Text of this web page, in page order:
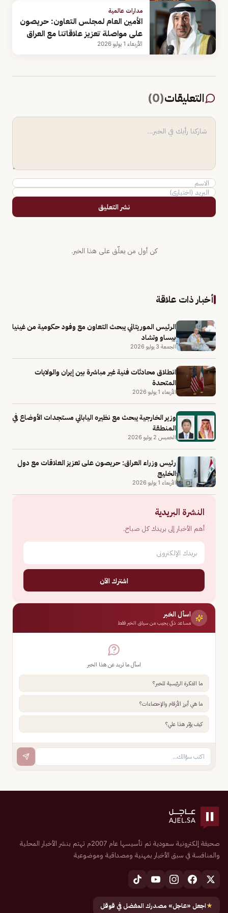
مدارات عالمية
الأمين العام لمجلس التعاون: حريصون
على مواصلة تعزيز علاقاتنا مع العراق
الأربعاء 1 يوليو 2026
التعليقات(
0
)
نشر التعليق
كن أول من يعلّق على هذا الخبر.
أخبار ذات علاقة
الرئيس الموريتاني يبحث التعاون مع وفود حكومية من غينيا
بيساو وتشاد
الجمعة 3 يوليو 2026
انطلاق محادثات فنية غير مباشرة بين إيران والولايات
المتحدة
الأربعاء 1 يوليو 2026
وزير الخارجية يبحث مع نظيره الياباني مستجدات الأوضاع في
المنطقة
الخميس 2 يوليو 2026
رئيس وزراء العراق: حريصون على تعزيز العلاقات مع دول
الخليج
الأربعاء 1 يوليو 2026
النشرة البريدية
أهم الأخبار إلى بريدك كل صباح.
اشترك الآن
اسأل الخبر
مساعد ذكي يجيب من سياق الخبر فقط
اسأل ما تريد عن هذا الخبر
ما الفكرة الرئيسية للخبر؟
ما هي أبرز الأرقام والإحصاءات؟
كيف يؤثر هذا علي؟
صحيفة إلكترونية سعودية تم تأسيسها عام 2007م تهتم بنشر الأخبار المحلية
والمنافسة في سبق الأخبار بمهنية ومصداقية وموضوعية
★اجعل «عاجل» مصدرك المفضل في قوقل